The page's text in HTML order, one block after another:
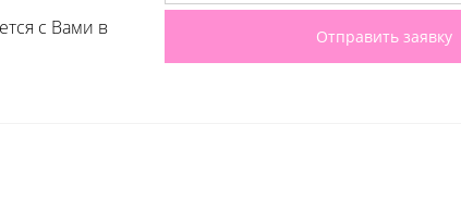
с Вами в
Отправить заявку